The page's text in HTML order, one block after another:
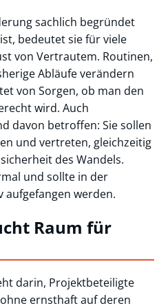
sachlich begründet
bedeutet sie für viele
von Vertrautem. Routinen,
Abläufe verändern
von Sorgen, ob man den
wird. Auch
davon betroffen: Sie sollen
und vertreten, gleichzeitig
des Wandels.
und sollte in der
werden.
Raum für
darin, Projektbeteiligte
ernsthaft auf deren